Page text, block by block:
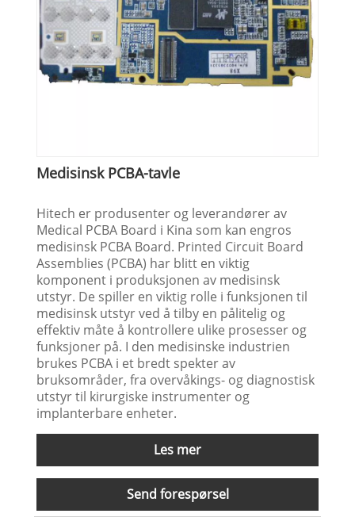
Medisinsk PCBA-tavle
Hitech er produsenter og leverandører av
Medical PCBA Board i Kina som kan engros
medisinsk PCBA Board. Printed Circuit Board
Assemblies (PCBA) har blitt en viktig
komponent i produksjonen av medisinsk
utstyr. De spiller en viktig rolle i funksjonen til
medisinsk utstyr ved å tilby en pålitelig og
effektiv måte å kontrollere ulike prosesser og
funksjoner på. I den medisinske industrien
brukes PCBA i et bredt spekter av
bruksområder, fra overvåkings- og diagnostisk
utstyr til kirurgiske instrumenter og
implanterbare enheter.
Les mer
Send forespørsel